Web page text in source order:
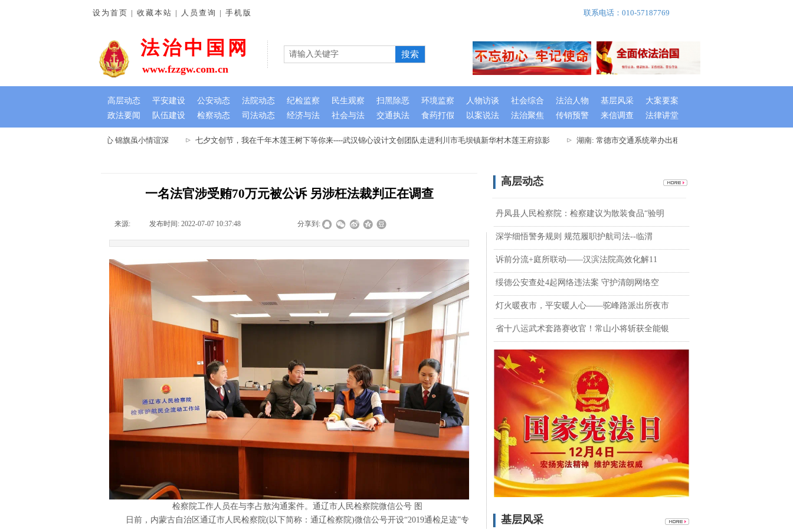
南通许法院：排忧解难暖民心 锦旗虽小情谊深 七夕文创节，我在千年木莲王树下等你来----武汉锦心设计文创团队走进利川市毛坝镇新华村木莲王府掠影 湖南: 常德市交通系统举办出租车驾驶员创文专题培训班
法治中国网
政法要闻 队伍建设 检察动态 司法动态 经济与法 社会与法 交通执法 食药打假 以案说法 法治聚焦 传销预警 来信调查 法律讲堂
设为首页 | 收藏本站 | 人员查询 | 手机版 联系电话：010-57187769
搜索
www.fzzgw.com.cn
高层动态 平安建设 公安动态 法院动态 纪检监察 民生观察 扫黑除恶 环境监察 人物访谈 社会综合 法治人物 基层风采 大案要案
高层动态
一名法官涉受贿70万元被公诉 另涉枉法裁判正在调查
来源: 发布时间: 2022-07-07 10:37:48 分享到:
检察院工作人员在与李占敖沟通案件。通辽市人民检察院微信公号 图
日前，内蒙古自治区通辽市人民检察院(以下简称：通辽检察院)微信公号开设“2019通检足迹”专
丹凤县人民检察院：检察建议为散装食品“验明
深学细悟警务规则 规范履职护航司法--临渭
诉前分流+庭所联动——汉滨法院高效化解11
绥德公安查处4起网络违法案 守护清朗网络空
灯火暖夜市，平安暖人心——驼峰路派出所夜市
省十八运武术套路赛收官！常山小将斩获全能银
基层风采